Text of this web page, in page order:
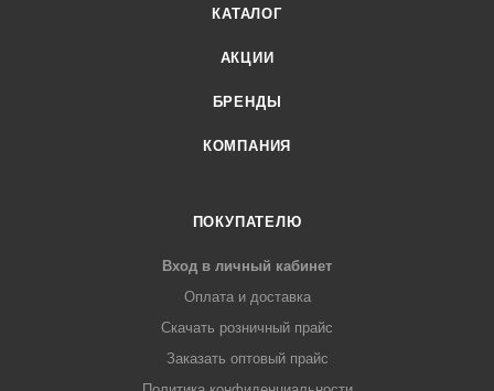
КАТАЛОГ
АКЦИИ
БРЕНДЫ
КОМПАНИЯ
ПОКУПАТЕЛЮ
Вход в личный кабинет
Оплата и доставка
Скачать розничный прайс
Заказать оптовый прайс